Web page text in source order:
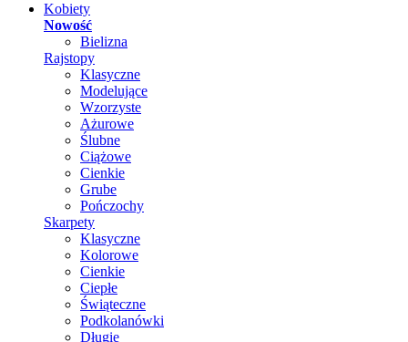
Kobiety
Nowość
Bielizna
Rajstopy
Klasyczne
Modelujące
Wzorzyste
Ażurowe
Ślubne
Ciążowe
Cienkie
Grube
Pończochy
Skarpety
Klasyczne
Kolorowe
Cienkie
Ciepłe
Świąteczne
Podkolanówki
Długie